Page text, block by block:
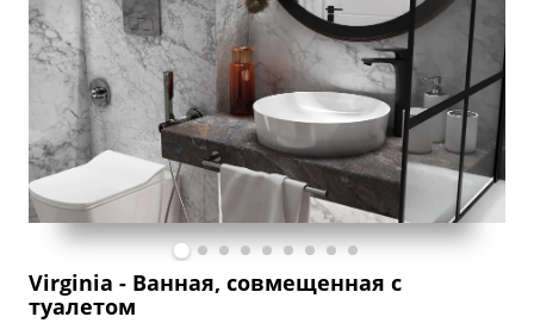
Virginia - Ванная, совмещенная с
туалетом